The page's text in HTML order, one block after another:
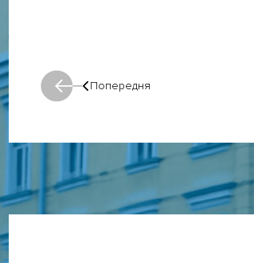
Попередня
Попередня: Попередня